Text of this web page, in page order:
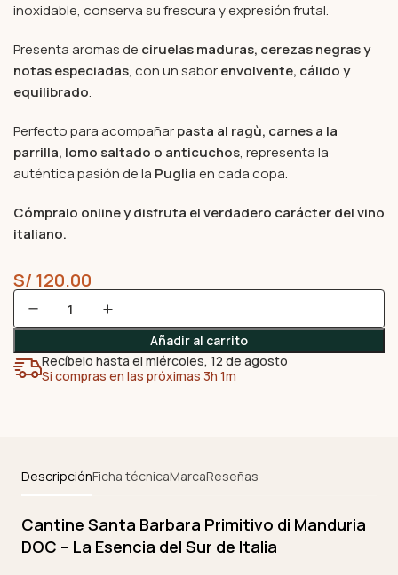
inoxidable, conserva su frescura y expresión frutal.
Presenta aromas de ciruelas maduras, cerezas negras y
notas especiadas, con un saborenvolvente, cálido y
equilibrado.
Perfecto para acompañarpasta al ragù, carnes a la
parrilla, lomo saltado o anticuchos, representa la
auténtica pasión de la Pugliaen cada copa.
Cómpralo online y disfruta el verdadero carácter del vino
italiano.
S/ 120.00
Añadir al carrito
Recíbelo hasta el miércoles, 12 de agosto
Si compras en las próximas 3h 1m
DescripciónFicha técnicaMarcaReseñas
Cantine Santa Barbara Primitivo di Manduria
DOC – La Esencia del Sur de Italia